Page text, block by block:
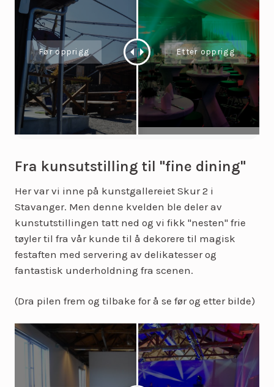
Fra kunsutstilling til "fine dining"
Her var vi inne på kunstgallereiet Skur 2 i
Stavanger. Men denne kvelden ble deler av
kunstutstillingen tatt ned og vi fikk "nesten" frie
tøyler til fra vår kunde til å dekorere til magisk
festaften med servering av delikatesser og
fantastisk underholdning fra scenen.
(Dra pilen frem og tilbake for å se før og etter bilde)